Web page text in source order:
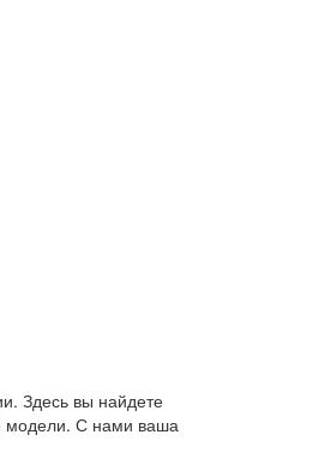
Здесь вы найдете
модели. С нами ваша